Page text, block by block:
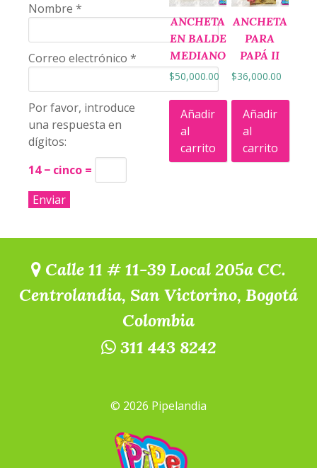
Nombre *
Correo electrónico *
Por favor, introduce
una respuesta en
dígitos:
14 − cinco =
ANCHETA
EN BALDE
MEDIANO
$50,000.00
Añadir
al
carrito
ANCHETA
PARA
PAPÁ II
$36,000.00
Añadir
al
carrito
Calle 11 # 11-39 Local 205a CC.
Centrolandia, San Victorino, Bogotá
Colombia
311 443 8242
© 2026 Pipelandia